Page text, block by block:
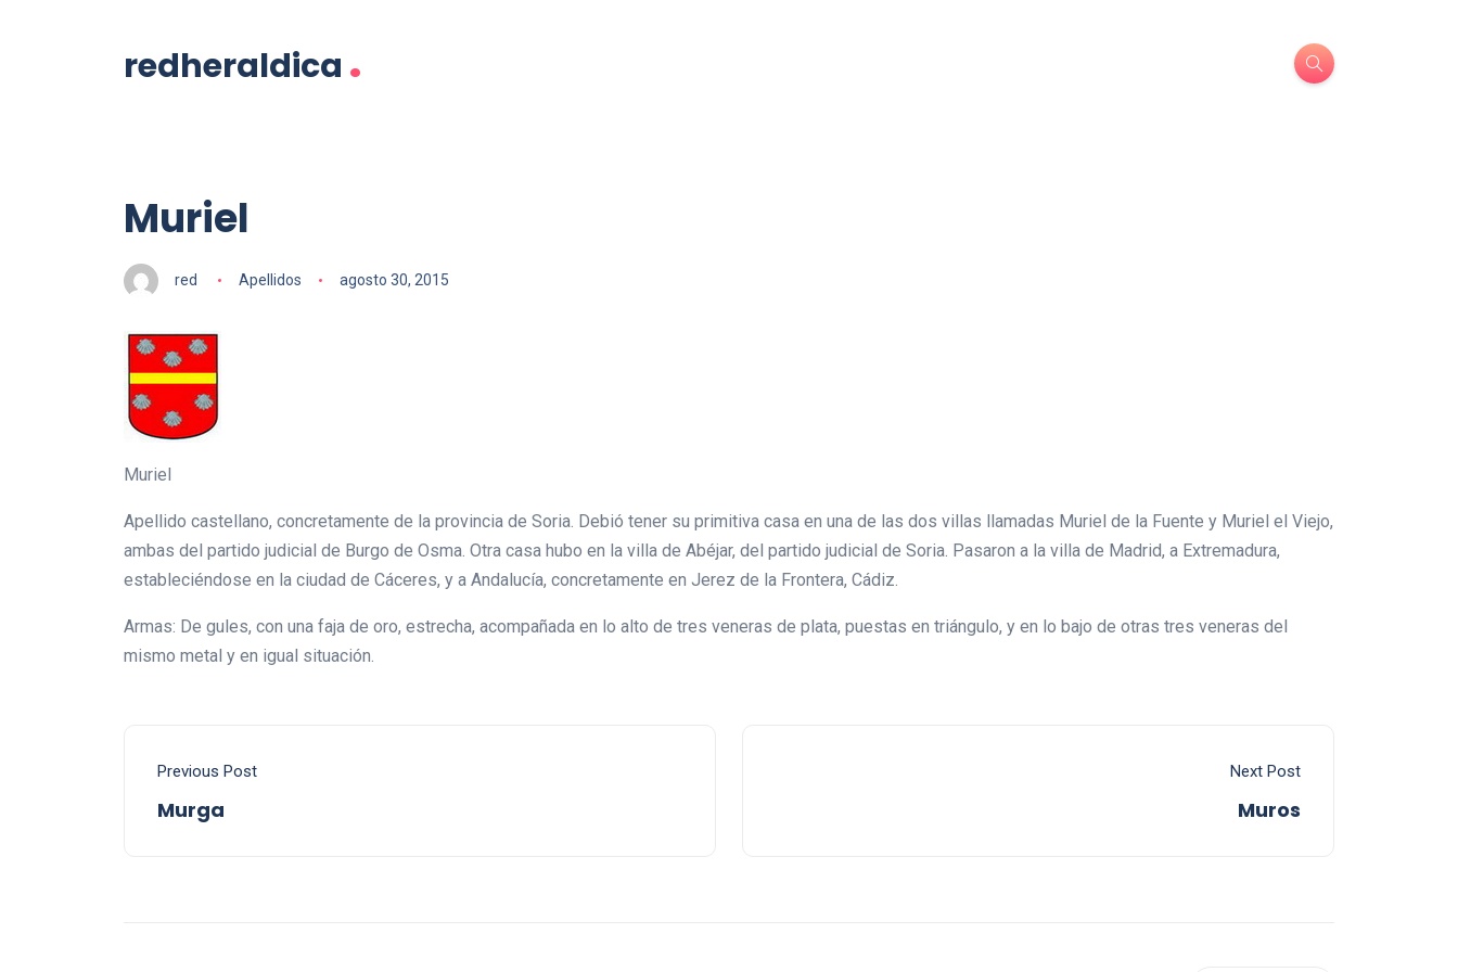
redheraldica .
Muriel
red Apellidos agosto 30, 2015
Muriel
Apellido castellano, concretamente de la provincia de Soria. Debió tener su primitiva casa en una de las dos villas llamadas Muriel de la Fuente y Muriel el Viejo,
ambas del partido judicial de Burgo de Osma. Otra casa hubo en la villa de Abéjar, del partido judicial de Soria. Pasaron a la villa de Madrid, a Extremadura,
estableciéndose en la ciudad de Cáceres, y a Andalucía, concretamente en Jerez de la Frontera, Cádiz.
Armas: De gules, con una faja de oro, estrecha, acompañada en lo alto de tres veneras de plata, puestas en triángulo, y en lo bajo de otras tres veneras del
mismo metal y en igual situación.
Previous Post
Murga
Next Post
Muros